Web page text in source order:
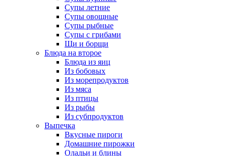
Супы летние
Супы овощные
Супы рыбные
Супы с грибами
Щи и борщи
Блюда на второе
Блюда из яиц
Из бобовых
Из морепродуктов
Из мяса
Из птицы
Из рыбы
Из субпродуктов
Выпечка
Вкусные пироги
Домашние пирожки
Оладьи и блины